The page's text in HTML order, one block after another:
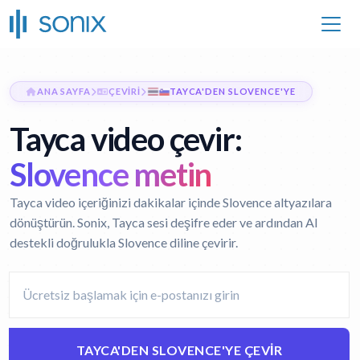
ANA SAYFA ÇEVIRI TAYCA'DEN SLOVENCE'YE
Tayca video çevir:
Slovence metin
Tayca video içeriğinizi dakikalar içinde Slovence altyazılara
dönüştürün. Sonix, Tayca sesi deşifre eder ve ardından AI
destekli doğrulukla Slovence diline çevirir.
TAYCA'DEN SLOVENCE'YE ÇEVIR